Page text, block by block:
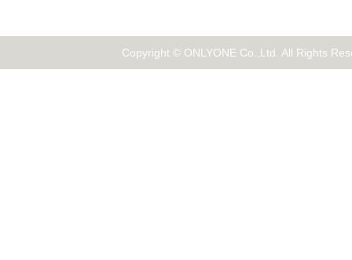
Copyright © ONLYONE Co.,Ltd. All Rights